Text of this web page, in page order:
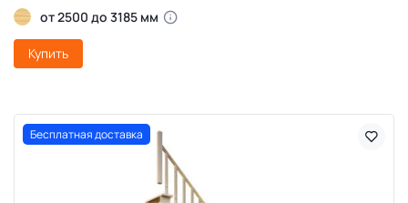
от 2500 до 3185 мм
Купить
Бесплатная доставка